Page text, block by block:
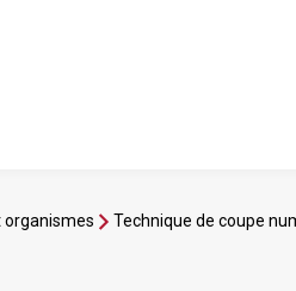
organismes Technique de coupe